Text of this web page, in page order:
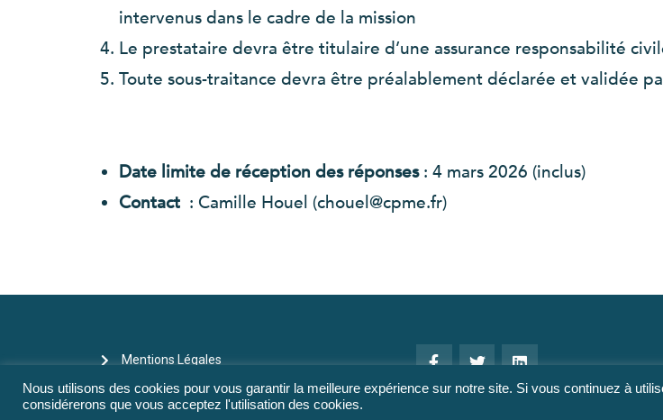
intervenus dans le cadre de la mission
Le prestataire devra être titulaire d’une assurance responsabilité
Toute sous-traitance devra être préalablement déclarée et validée
Date limite de réception des réponses: 4 mars 2026 (inclus)
Contact : Camille Houel (chouel@cpme.fr)
Mentions Légales
Nous utilisons des cookies pour vous garantir la meilleure expérience sur notre site. Si vous continuez à
considérerons que vous acceptez l'utilisation des cookies.